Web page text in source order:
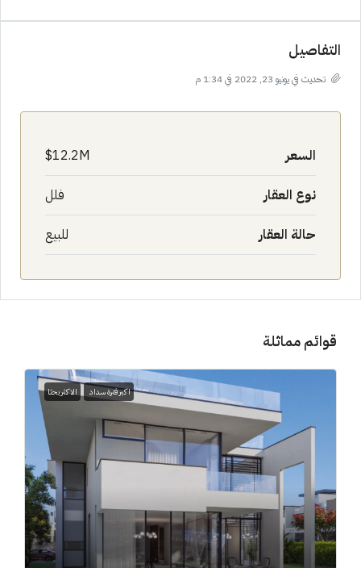
التفاصيل
تحديث في يونيو 23, 2022 في 1:34 م
السعر 12.2M$
نوع العقار فلل
حالة العقار للبيع
قوائم مماثلة
اكبر فترة سداد الاكثر بحثا